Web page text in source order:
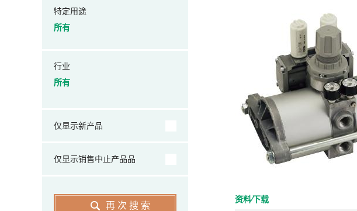
资料⁄下载
特定用途
所有
行业
所有
仅显示新产品
仅显示销售中止产品品
再次搜索